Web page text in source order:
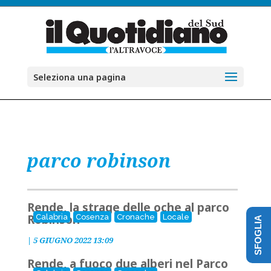
Seleziona una pagina
parco robinson
Calabria Cosenza Cronache Locale
Rende, la strage delle oche al parco
Robinson
| 5 GIUGNO 2022 13:09
Rende, a fuoco due alberi nel Parco
SFOGLIA